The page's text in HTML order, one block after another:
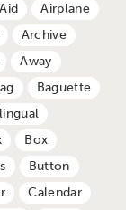
Aid
Airplane
Archive
Away
Baguette
Box
Button
Calendar